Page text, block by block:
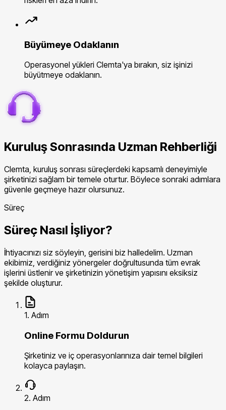
Büyümeye Odaklanın
Operasyonel yükleri Clemta'ya bırakın, siz işinizi
büyütmeye odaklanın.
Kuruluş Sonrasında Uzman Rehberliği
Clemta, kuruluş sonrası süreçlerdeki kapsamlı deneyimiyle
şirketinizi sağlam bir temele oturtur. Böylece sonraki adımlara
güvenle geçmeye hazır olursunuz.
Süreç
Süreç Nasıl İşliyor?
İhtiyacınızı siz söyleyin, gerisini biz halledelim. Uzman
ekibimiz, verdiğiniz yönergeler doğrultusunda tüm evrak
işlerini üstlenir ve şirketinizin yönetişim yapısını eksiksiz
şekilde oluşturur.
1. Adım
Online Formu Doldurun
Şirketiniz ve iç operasyonlarınıza dair temel bilgileri
kolayca paylaşın.
2. Adım